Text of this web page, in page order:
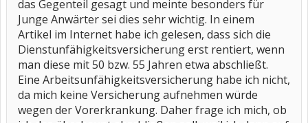
das Gegenteil gesagt und meinte besonders für
Junge Anwärter sei dies sehr wichtig. In einem
Artikel im Internet habe ich gelesen, dass sich die
Dienstunfähigkeitsversicherung erst rentiert, wenn
man diese mit 50 bzw. 55 Jahren etwa abschließt.
Eine Arbeitsunfähigkeitsversicherung habe ich nicht,
da mich keine Versicherung aufnehmen würde
wegen der Vorerkrankung. Daher frage ich mich, ob